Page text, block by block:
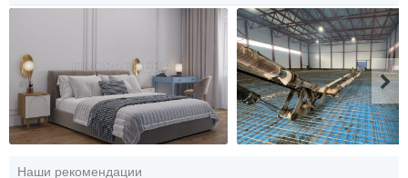
Наши рекомендации